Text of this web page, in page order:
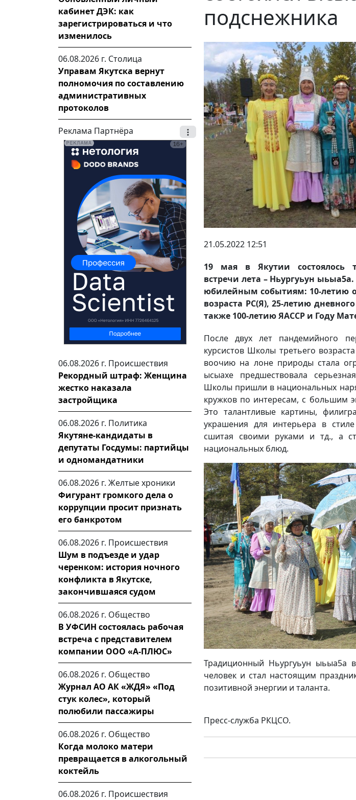
кабинет ДЭК: как
зарегистрироваться и что
изменилось
06.08.2026 г. Столица
Управам Якутска вернут
полномочия по составлению
административных
протоколов
Реклама Партнёра
06.08.2026 г. Происшествия
Рекордный штраф: Женщина
жестко наказала
застройщика
06.08.2026 г. Политика
Якутяне-кандидаты в
депутаты Госдумы: партийцы
и одномандатники
06.08.2026 г. Желтые хроники
Фигурант громкого дела о
коррупции просит признать
его банкротом
06.08.2026 г. Происшествия
Шум в подъезде и удар
черенком: история ночного
конфликта в Якутске,
закончившаяся судом
06.08.2026 г. Общество
В УФСИН состоялась рабочая
встреча с представителем
компании ООО «А-ПЛЮС»
06.08.2026 г. Общество
Журнал АО АК «ЖДЯ» «Под
стук колес», который
полюбили пассажиры
06.08.2026 г. Общество
Когда молоко матери
превращается в алкогольный
коктейль
06.08.2026 г. Происшествия
подснежника
21.05.2022 12:51
19 мая в Якутии состоялось
встречи лета – Ньургуьун
юбилейным событиям: 10-летию
возраста РС(Я), 25-летию
также 100-летию ЯАССР и Году
После двух лет пандемийного
курсистов Школы третьего
воочию на лоне природы стала
ысыахе предшествовала
Школы пришли в национальных
кружков по интересам, с большим
Это талантливые картины,
украшения для интерьера в
сшитая своими руками и тд., а
национальных блюд.
Традиционный Ньургуьун ыьыа5а
человек и стал настоящим
позитивной энергии и таланта.
Пресс-служба РКЦСО.